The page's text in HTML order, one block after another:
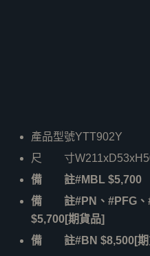
產品型號YTT902Y
尺 寸
備 註#MBL $5,700
備 註#PN、#PFG、
$5,700[期貨品]
備 註#BN $8,500[期